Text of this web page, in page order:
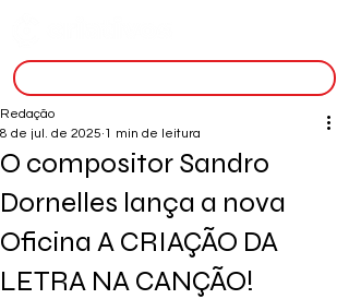
O compositor Sandro
Dornelles lança a nova
Oficina A CRIAÇÃO DA
LETRA NA CANÇÃO!
Redação
8 de jul. de 2025 1 min de leitura